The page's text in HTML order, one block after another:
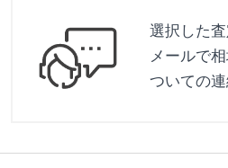
選択した
メールで
ついての連